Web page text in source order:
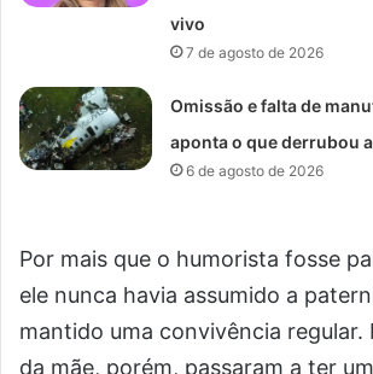
vivo
7 de agosto de 2026
Omissão e falta de
aponta o que derrubou
6 de agosto de 2026
Por mais que o humorista fosse
ele nunca havia assumido a
mantido uma convivência regular.
da mãe, porém, passaram a ter